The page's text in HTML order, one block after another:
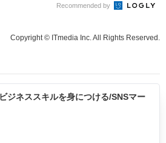
Recommended by
Copyright © ITmedia Inc. All Rights Reserved.
ジネススキルを身につける/SNSマー